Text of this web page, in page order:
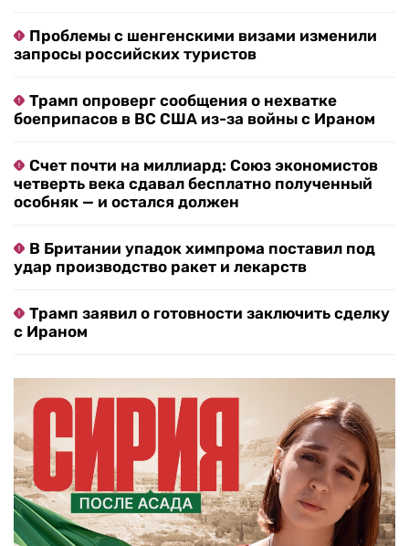
Проблемы с шенгенскими визами изменили
запросы российских туристов
Трамп опроверг сообщения о нехватке
боеприпасов в ВС США из-за войны с Ираном
Счет почти на миллиард: Союз экономистов
четверть века сдавал бесплатно полученный
особняк — и остался должен
В Британии упадок химпрома поставил под
удар производство ракет и лекарств
Трамп заявил о готовности заключить сделку
с Ираном